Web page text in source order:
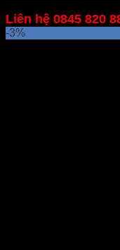
Liên hệ 0845 820
-3%